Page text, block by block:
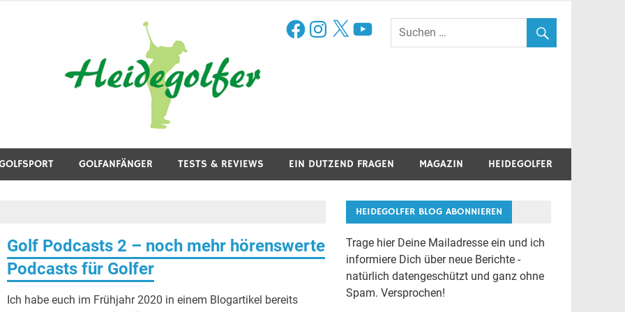
FacebookInstagram
X YouTube
GOLFANFÄNGER TESTS & REVIEWS EIN DUTZEND FRAGEN MAGAZIN HEIDEGOLFER
Golf Podcasts 2 – noch mehr hörenswerte
Podcasts für Golfer
Ich habe euch im Frühjahr 2020 in einem Blogartikel bereits
HEIDEGOLFER BLOG ABONNIEREN
Trage hier Deine Mailadresse ein und ich
informiere Dich über neue Berichte -
natürlich datengeschützt und ganz ohne
Spam. Versprochen!